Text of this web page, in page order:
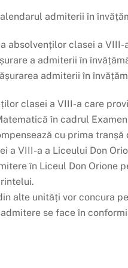
admiterii în
absolvenților clasei a
a admiterii în
admiterii în
clasei a VIII-a care
în cadrul
cu prima
a VIII-a a Liceului Don
în Liceul Don Orione
alte unități vor concura
se face în